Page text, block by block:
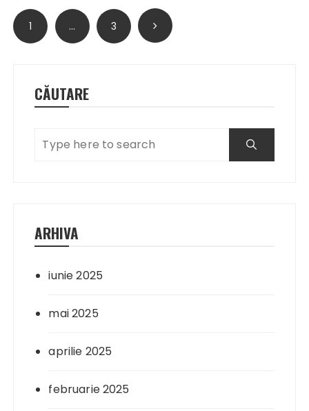
Paginație
articole
1 … 3
CĂUTARE
ARHIVA
iunie 2025
mai 2025
aprilie 2025
februarie 2025